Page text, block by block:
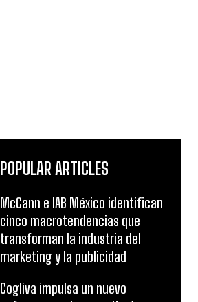
POPULAR ARTICLES
McCann e IAB México identifican
cinco macrotendencias que
transforman la industria del
marketing y la publicidad
Cogliva impulsa un nuevo